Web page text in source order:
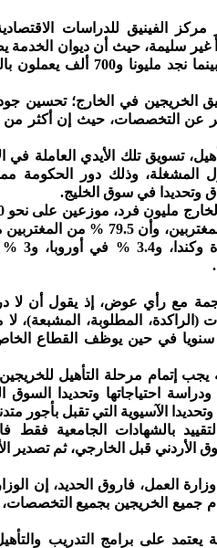
الفينيق للدراسات
سليمة، حيث أن ديوان
فقط والذي يعمل به نحو 400 ألف،
في الخارج؛ تحسين
عن التخصصات، حيث إن أكثر
تسويق تلك الأيدي العاملة في
وذلك دور الحكومة
وتحديدا في سوق الخليج.
صادرة عن وزارة الخارجية وشؤون
العربي،
نجمة مع رأي عوض، إذ يقول أن لا
(الراكدة، المطلوبة، المشبعة)،
يجب إتمام مرحلة التأهيل
احتياجاتها وتحديدا
الآسيوية التي تقبل بأجور
بالشهادات الجامعية فقط
قبل الخارجي، ثم تصدير
العمل، فاروق الحديد، إن
جميع الخريجين بجميع
على برامج التدريب والتأهيل